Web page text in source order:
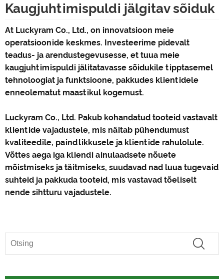
Kaugjuhtimispuldi jälgitav sõiduk
At Luckyram Co., Ltd., on innovatsioon meie
operatsioonide keskmes. Investeerime pidevalt
teadus- ja arendustegevusesse, et tuua meie
kaugjuhtimispuldi jälitatavasse sõidukile tipptasemel
tehnoloogiat ja funktsioone, pakkudes klientidele
enneolematut maastikul kogemust.
Luckyram Co., Ltd. Pakub kohandatud tooteid vastavalt
klientide vajadustele, mis näitab pühendumust
kvaliteedile, paindlikkusele ja klientide rahulolule.
Võttes aega iga kliendi ainulaadsete nõuete
mõistmiseks ja täitmiseks, suudavad nad luua tugevaid
suhteid ja pakkuda tooteid, mis vastavad tõeliselt
nende sihtturu vajadustele.